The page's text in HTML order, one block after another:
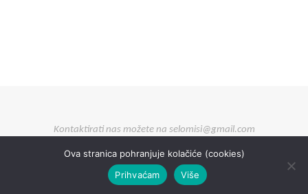
Kontaktirati nas možete na selomisi@gmail.com
Ova stranica pohranjuje kolačiće (cookies)
Prihvaćam
Više